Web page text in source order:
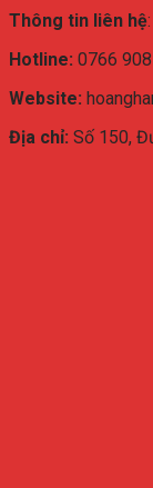
Thông tin liên hệ:
Hotline: 0766
Website:
Địa chỉ: Số 150,